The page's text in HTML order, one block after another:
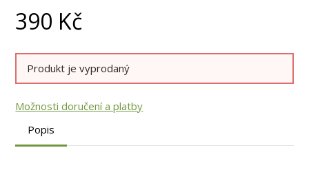
390 Kč
Produkt je vyprodaný
Možnosti doručení a platby
Popis